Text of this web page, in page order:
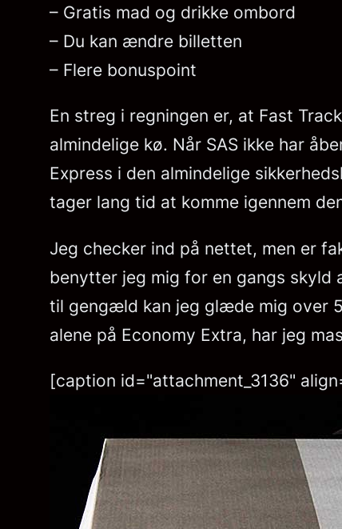
– Gratis mad og drikke ombord
– Du kan ændre billetten
– Flere bonuspoint
En streg i regningen er, at Fast
almindelige kø. Når SAS ikke har
Express i den almindelige
tager lang tid at komme igennem
Jeg checker ind på nettet, men er
benytter jeg mig for en gangs
til gengæld kan jeg glæde mig over
alene på Economy Extra, har jeg
[caption id="attachment_3136"